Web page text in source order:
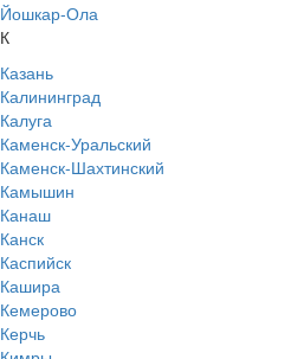
Йошкар-Ола
К
Казань
Калининград
Калуга
Каменск-Уральский
Каменск-Шахтинский
Камышин
Канаш
Канск
Каспийск
Кашира
Кемерово
Керчь